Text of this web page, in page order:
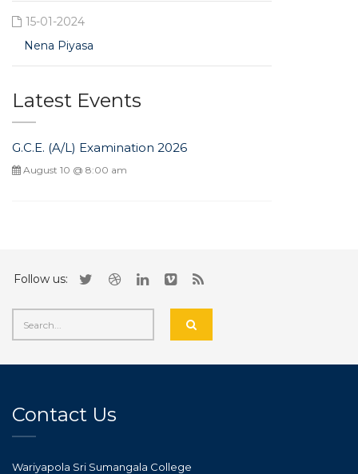
15-01-2024
Nena Piyasa
Latest Events
G.C.E. (A/L) Examination 2026
August 10 @ 8:00 am
Follow us:
Contact Us
Wariyapola Sri Sumangala College